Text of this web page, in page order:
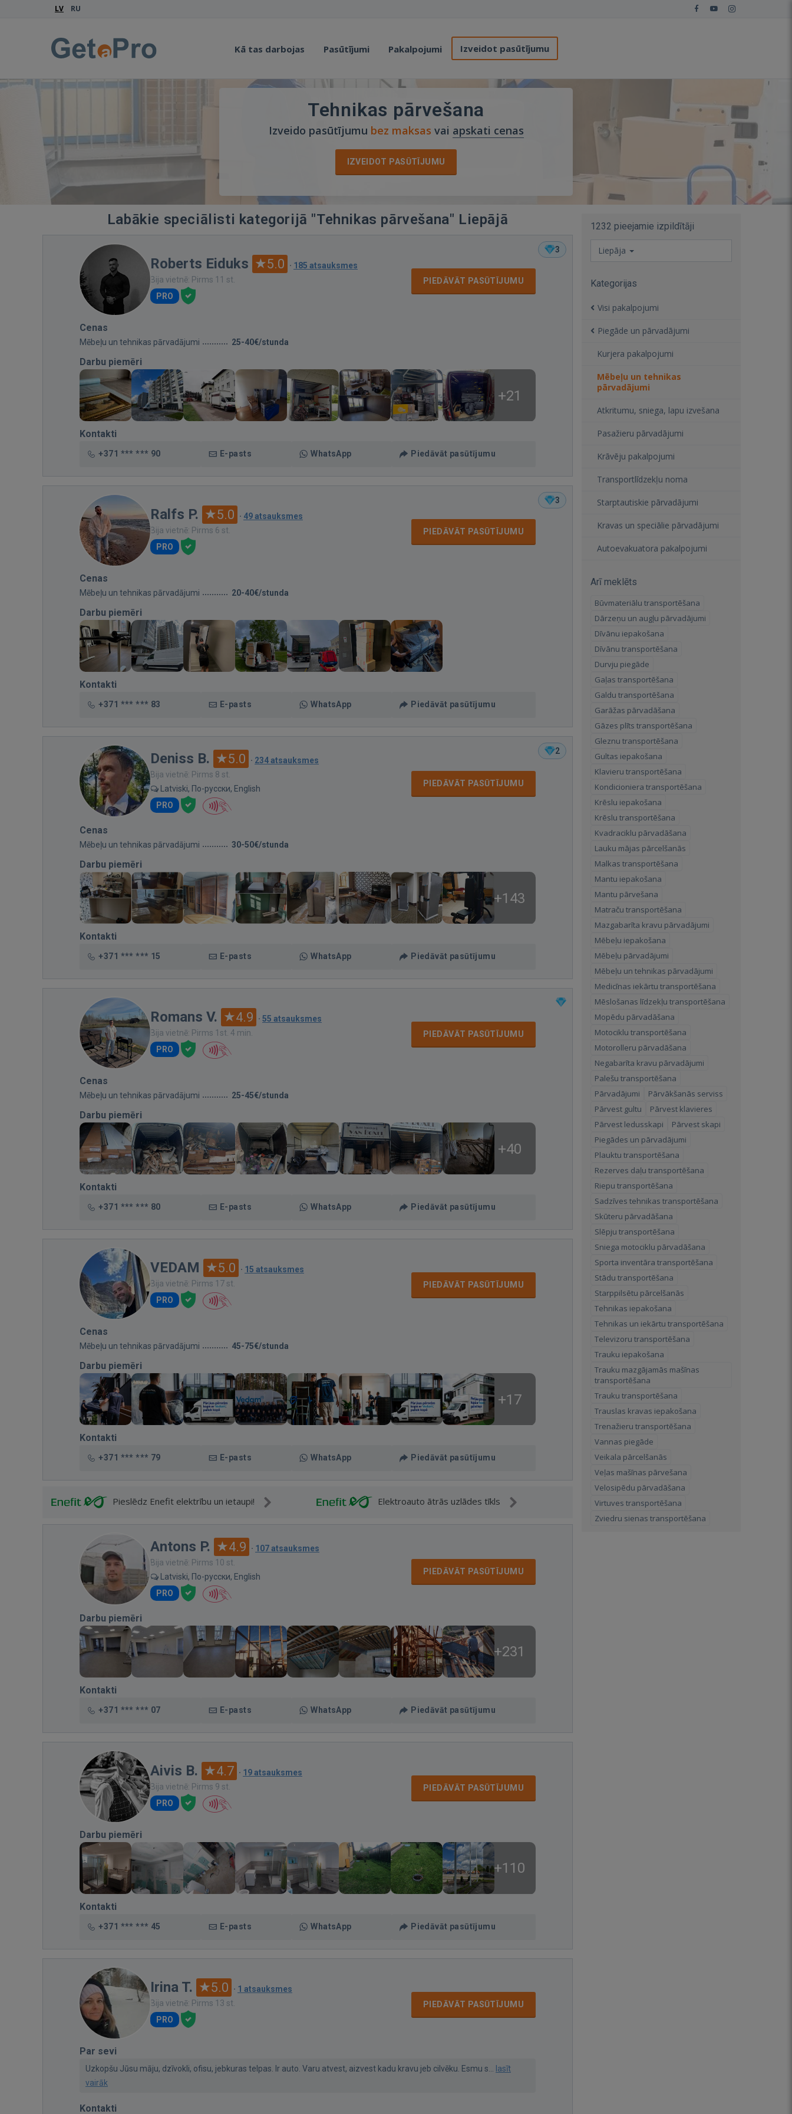
LV RU
Kā tas darbojas Pasūtījumi Pakalpojumi Izveidot pasūtījumu
Tehnikas pārvešana
Izveido pasūtījumu bez maksas vai apskati cenas
IZVEIDOT PASŪTĪJUMU
Labākie speciālisti kategorijā "Tehnikas pārvešana" Liepājā
3
Roberts Eiduks 5.0 · 185 atsauksmes
Bija vietnē: Pirms 11 st.
PRO
PIEDĀVĀT PASŪTĪJUMU
Cenas
Mēbeļu un tehnikas pārvadājumi 25-40€/stunda
Darbu piemēri
+21
Kontakti
+371 *** *** 90 E-pasts WhatsApp Piedāvāt pasūtījumu
3
Ralfs P. 5.0 · 49 atsauksmes
Bija vietnē: Pirms 6 st.
PRO
PIEDĀVĀT PASŪTĪJUMU
Cenas
Mēbeļu un tehnikas pārvadājumi 20-40€/stunda
Darbu piemēri
Kontakti
+371 *** *** 83 E-pasts WhatsApp Piedāvāt pasūtījumu
2
Deniss B. 5.0 · 234 atsauksmes
Bija vietnē: Pirms 8 st.
Latviski, По-русски, English
PRO
PIEDĀVĀT PASŪTĪJUMU
Cenas
Mēbeļu un tehnikas pārvadājumi 30-50€/stunda
Darbu piemēri
+143
Kontakti
+371 *** *** 15 E-pasts WhatsApp Piedāvāt pasūtījumu
Romans V. 4.9 · 55 atsauksmes
Bija vietnē: Pirms 1st. 4 min.
PRO
PIEDĀVĀT PASŪTĪJUMU
Cenas
Mēbeļu un tehnikas pārvadājumi 25-45€/stunda
Darbu piemēri
+40
Kontakti
+371 *** *** 80 E-pasts WhatsApp Piedāvāt pasūtījumu
VEDAM 5.0 · 15 atsauksmes
Bija vietnē: Pirms 17 st.
PRO
PIEDĀVĀT PASŪTĪJUMU
Cenas
Mēbeļu un tehnikas pārvadājumi 45-75€/stunda
Darbu piemēri
+17
Kontakti
+371 *** *** 79 E-pasts WhatsApp Piedāvāt pasūtījumu
Pieslēdz Enefit elektrību un ietaupi! Elektroauto ātrās uzlādes tīkls
Antons P. 4.9 · 107 atsauksmes
Bija vietnē: Pirms 10 st.
Latviski, По-русски, English
PRO
PIEDĀVĀT PASŪTĪJUMU
Darbu piemēri
+231
Kontakti
+371 *** *** 07 E-pasts WhatsApp Piedāvāt pasūtījumu
Aivis B. 4.7 · 19 atsauksmes
Bija vietnē: Pirms 9 st.
PRO
PIEDĀVĀT PASŪTĪJUMU
Darbu piemēri
+110
Kontakti
+371 *** *** 45 E-pasts WhatsApp Piedāvāt pasūtījumu
Irina T. 5.0 · 1 atsauksmes
Bija vietnē: Pirms 13 st.
PRO
PIEDĀVĀT PASŪTĪJUMU
Par sevi
Uzkopšu Jūsu māju, dzīvokli, ofisu, jebkuras telpas. Ir auto. Varu atvest, aizvest kadu kravu jeb cilvēku. Esmu s... lasīt
vairāk
Kontakti
1232 pieejamie izpildītāji
Liepāja
Kategorijas
Visi pakalpojumi
Piegāde un pārvadājumi
Kurjera pakalpojumi
Mēbeļu un tehnikas
pārvadājumi
Atkritumu, sniega, lapu izvešana
Pasažieru pārvadājumi
Krāvēju pakalpojumi
Transportlīdzekļu noma
Starptautiskie pārvadājumi
Kravas un speciālie pārvadājumi
Autoevakuatora pakalpojumi
Arī meklēts
Būvmateriālu transportēšana
Dārzeņu un augļu pārvadājumi
Dīvānu iepakošana
Dīvānu transportēšana
Durvju piegāde
Gaļas transportēšana
Galdu transportēšana
Garāžas pārvadāšana
Gāzes plīts transportēšana
Gleznu transportēšana
Gultas iepakošana
Klavieru transportēšana
Kondicioniera transportēšana
Krēslu iepakošana
Krēslu transportēšana
Kvadraciklu pārvadāšana
Lauku mājas pārcelšanās
Malkas transportēšana
Mantu iepakošana
Mantu pārvešana
Matraču transportēšana
Mazgabarīta kravu pārvadājumi
Mēbeļu iepakošana
Mēbeļu pārvadājumi
Mēbeļu un tehnikas pārvadājumi
Medicīnas iekārtu transportēšana
Mēslošanas līdzekļu transportēšana
Mopēdu pārvadāšana
Motociklu transportēšana
Motorolleru pārvadāšana
Negabarīta kravu pārvadājumi
Palešu transportēšana
Pārvadājumi
Pārvākšanās serviss
Pārvest gultu
Pārvest klavieres
Pārvest ledusskapi
Pārvest skapi
Piegādes un pārvadājumi
Plauktu transportēšana
Rezerves daļu transportēšana
Riepu transportēšana
Sadzīves tehnikas transportēšana
Skūteru pārvadāšana
Slēpju transportēšana
Sniega motociklu pārvadāšana
Sporta inventāra transportēšana
Stādu transportēšana
Starppilsētu pārcelšanās
Tehnikas iepakošana
Tehnikas un iekārtu transportēšana
Televizoru transportēšana
Trauku iepakošana
Trauku mazgājamās mašīnas
transportēšana
Trauku transportēšana
Trauslas kravas iepakošana
Trenažieru transportēšana
Vannas piegāde
Veikala pārcelšanās
Veļas mašīnas pārvešana
Velosipēdu pārvadāšana
Virtuves transportēšana
Zviedru sienas transportēšana